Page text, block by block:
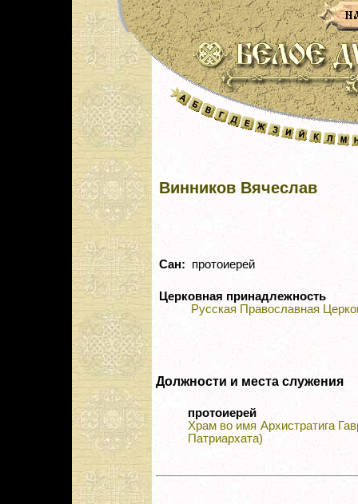
Винников Вячеслав
Сан: протоиерей
Церковная принадлежность
Русская Православная
Должности и места служения
протоиерей
Храм во имя Архистратига
Патриархата)